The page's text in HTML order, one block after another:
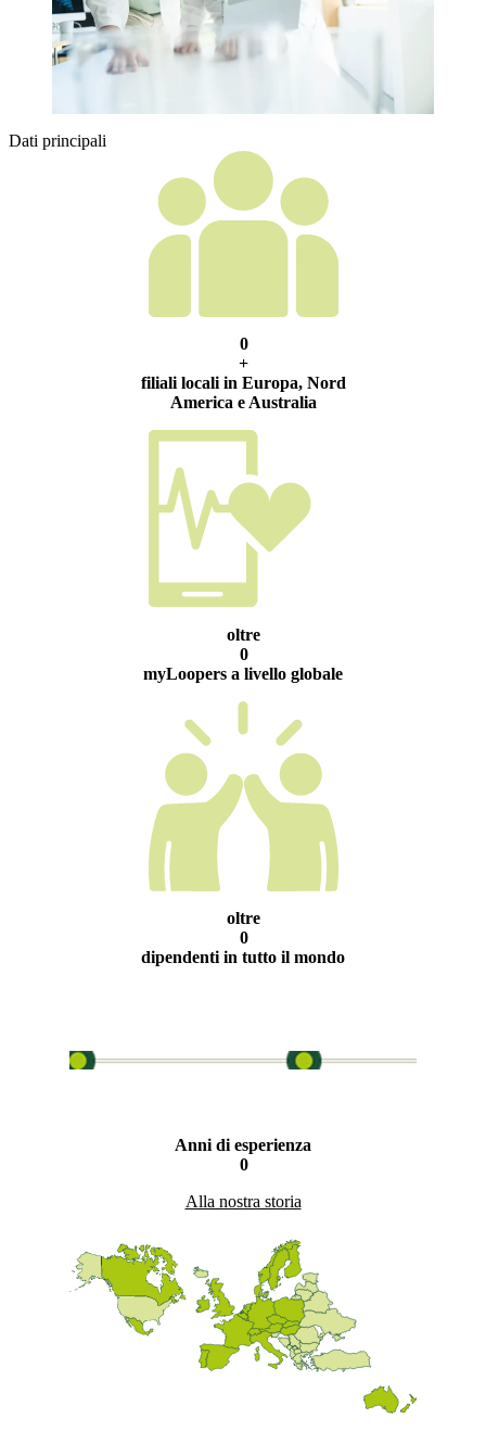
Dati principali
0
+
filiali locali in Europa, Nord
America e Australia
oltre
0
myLoopers a livello globale
oltre
0
dipendenti in tutto il mondo
Anni di esperienza
0
Alla nostra storia